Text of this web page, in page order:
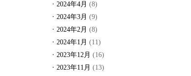
2024年4月 (8)
2024年3月 (9)
2024年2月 (8)
2024年1月 (11)
2023年12月 (16)
2023年11月 (13)